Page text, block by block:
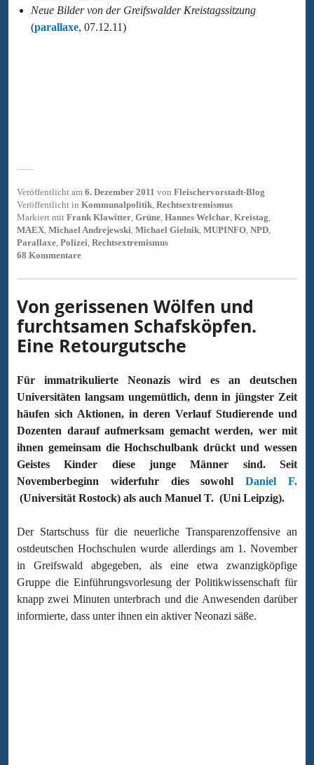
Neue Bilder von der Greifswalder Kreistagssitzung
(parallaxe, 07.12.11)
Veröffentlicht am 6. Dezember 2011 von Fleischervorstadt-Blog
Veröffentlicht in Kommunalpolitik Rechtsextremismus
Markiert mit Frank Klawitter Grüne Hannes Welchar Kreistag
MAEX Michael Andrejewski Michael Gielnik MUPINFO NPD
Parallaxe Polizei Rechtsextremismus
68 Kommentare
Von gerissenen Wölfen und
furchtsamen Schafsköpfen.
Eine Retourgutsche
Für immatrikulierte Neonazis wird es an deutschen
Universitäten langsam ungemütlich, denn in jüngster Zeit
häufen sich Aktionen, in deren Verlauf Studierende und
Dozenten darauf aufmerksam gemacht werden, wer mit
ihnen gemeinsam die Hochschulbank drückt und wessen
Geistes Kinder diese junge Männer sind. Seit
Novemberbeginn widerfuhr dies sowohlDaniel F.
(Universität Rostock) als auch Manuel T. (Uni Leipzig).
Der Startschuss für die neuerliche Transparenzoffensive an
ostdeutschen Hochschulen wurde allerdings am 1. November
in Greifswald abgegeben, als eine etwa zwanzigköpfige
Gruppe die Einführungsvorlesung der Politikwissenschaft für
knapp zwei Minuten unterbrach und die Anwesenden darüber
informierte, dass unter ihnen ein aktiver Neonazi säße.